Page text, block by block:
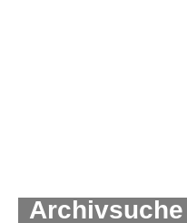
Archivsuche